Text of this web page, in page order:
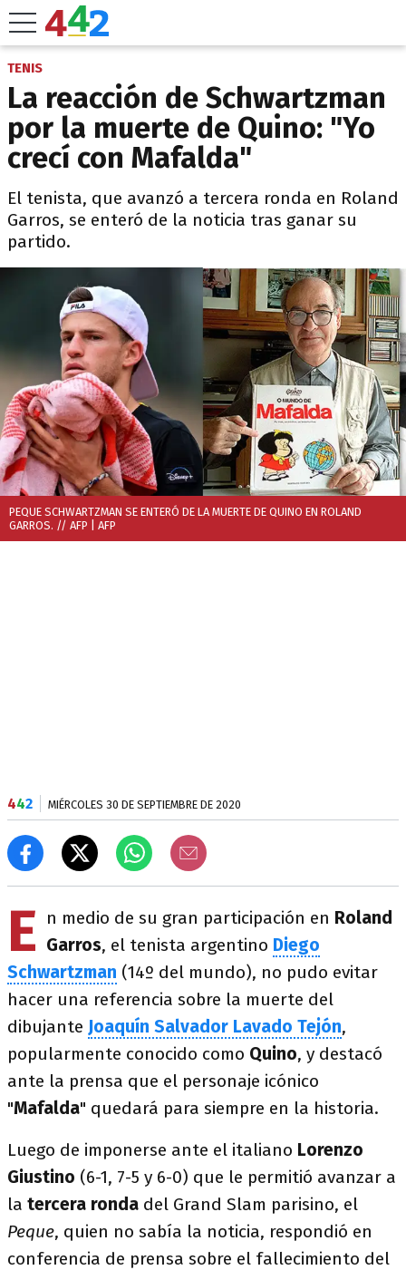
TENIS
La reacción de Schwartzman
por la muerte de Quino: "Yo
crecí con Mafalda"
El tenista, que avanzó a tercera ronda en Roland
Garros, se enteró de la noticia tras ganar su
partido.
PEQUE SCHWARTZMAN SE ENTERÓ DE LA MUERTE DE QUINO EN ROLAND
GARROS. // AFP | AFP
442 MIÉRCOLES 30 DE SEPTIEMBRE DE 2020
E n medio de su gran participación en Roland
Garros, el tenista argentino Diego
Schwartzman (14º del mundo), no pudo evitar
hacer una referencia sobre la muerte del
dibujante Joaquín Salvador Lavado Tejón,
popularmente conocido como Quino, y destacó
ante la prensa que el personaje icónico
"Mafalda" quedará para siempre en la historia.
Luego de imponerse ante el italiano Lorenzo
Giustino (6-1, 7-5 y 6-0) que le permitió avanzar a
la tercera ronda del Grand Slam parisino, el
Peque, quien no sabía la noticia, respondió en
conferencia de prensa sobre el fallecimiento del